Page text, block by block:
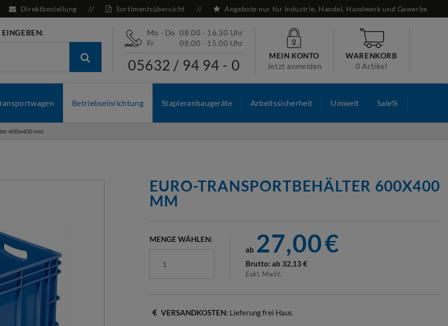
Direktbestellung Sortimentsübersicht Angebote nur für Industrie, Handel, Handwerk und Gewerbe
Mo - Do 08.00 - 16.30 Uhr
Fr
08.00 - 15.00 Uhr
05632 / 94 94 - 0
MEIN KONTO
Jetzt anmelden
WARENKORB
0 Artikel
Betriebseinrichtung Stapleranbaugeräte Arbeitssicherheit Umwelt Sale%
600x400 mm
EURO-TRANSPORTBEHÄLTER 600X400
MM
MENGE WÄHLEN:
ab 27,00€
Brutto: ab 32,13 €
Exkl. MwSt.
VERSANDKOSTEN: Lieferung frei Haus